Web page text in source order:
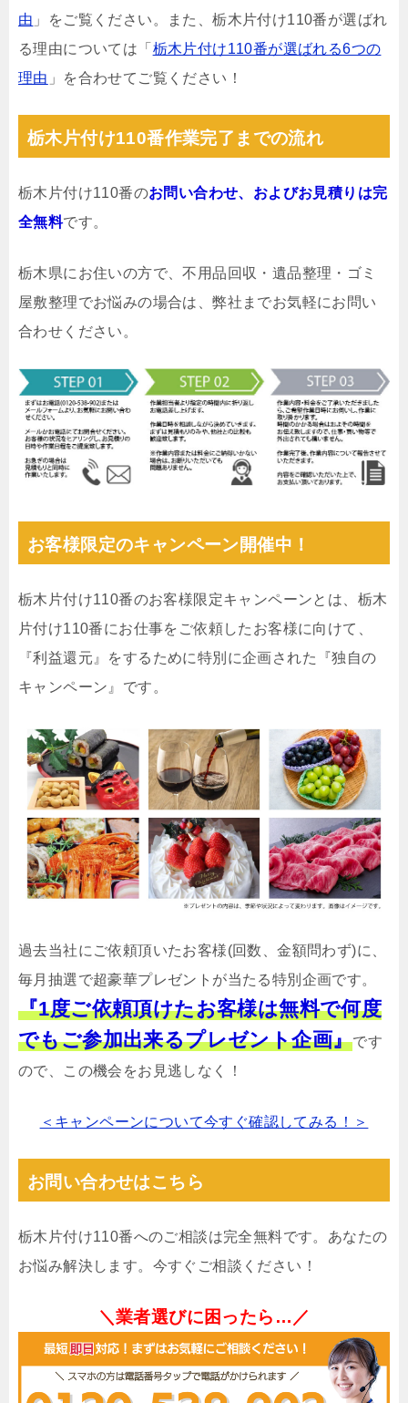
由 」をご覧ください。また、栃木片付け110番が選ばれ
る理由については「 栃木片付け110番が選ばれる6つの
理由 」を合わせてご覧ください！
栃木片付け110番作業完了までの流れ
栃木片付け110番のお問い合わせ、およびお見積りは完
全無料です。
栃木県にお住いの方で、不用品回収・遺品整理・ゴミ
屋敷整理でお悩みの場合は、弊社までお気軽にお問い
合わせください。
お客様限定のキャンペーン開催中！
栃木片付け110番のお客様限定キャンペーンとは、栃木
片付け110番にお仕事をご依頼したお客様に向けて、
『利益還元』をするために特別に企画された『独自の
キャンペーン』です。
過去当社にご依頼頂いたお客様(回数、金額問わず)に、
毎月抽選で超豪華プレゼントが当たる特別企画です。
『1度ご依頼頂けたお客様は無料で何度
でもご参加出来るプレゼント企画』です
ので、この機会をお見逃しなく！
＜キャンペーンについて今すぐ確認してみる！＞
お問い合わせはこちら
栃木片付け110番へのご相談は完全無料です。あなたの
お悩み解決します。今すぐご相談ください！
＼業者選びに困ったら…／